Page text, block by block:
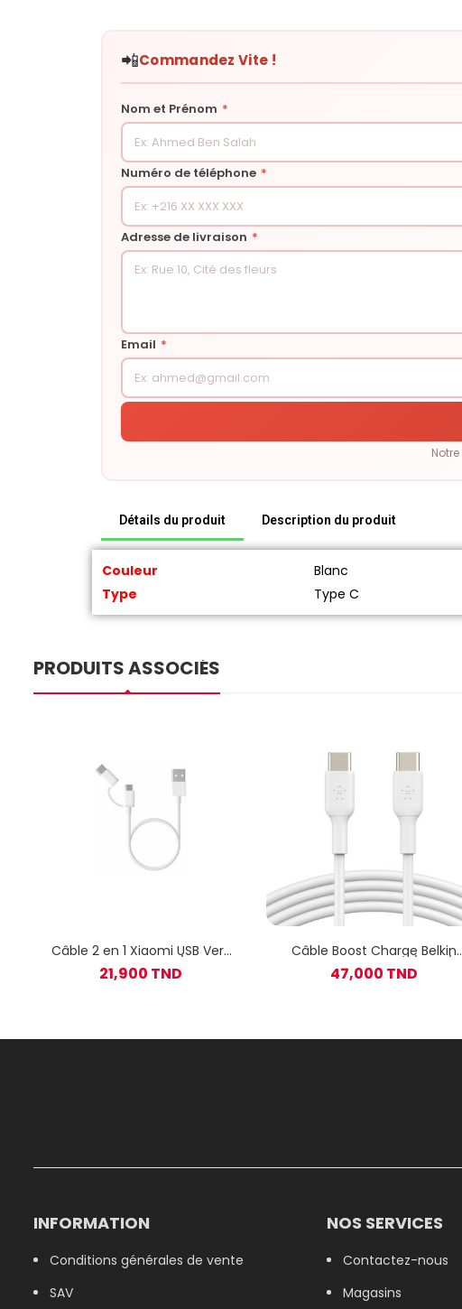
📲Commandez Vite !
Nom et Prénom *
Numéro de téléphone *
Adresse de livraison *
Email *
Détails du produit Description du produit
Couleur
Blanc
Type
Type C
PRODUITS ASSOCIÉS
Câble 2 en 1 Xiaomi USB Vers
Type C et Micro USB / 100 Cm
/ Blanc
21,900 TND
Câble Boost Charge Belkin
USB-C vers USB-C / 1 m /
Blanc
47,000 TND
INFORMATION
Conditions générales de vente
SAV
NOS SERVICES
Contactez-nous
Magasins